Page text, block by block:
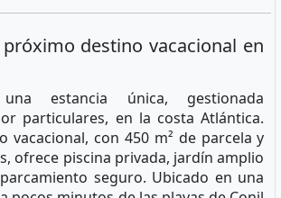
destino vacacional en
estancia única, gestionada
particulares, en la costa Atlántica.
vacacional, con 450 m² de parcela y
ofrece piscina privada, jardín amplio
seguro. Ubicado en una